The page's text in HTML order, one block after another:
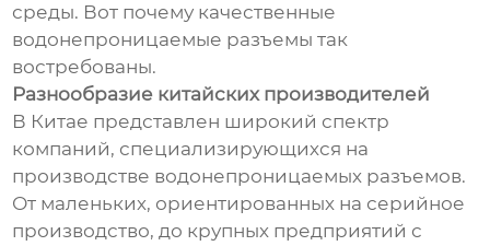
среды. Вот почему качественные
водонепроницаемые разъемы так
востребованы.
Разнообразие китайских производителей
В Китае представлен широкий спектр
компаний, специализирующихся на
производстве водонепроницаемых разъемов.
От маленьких, ориентированных на серийное
производство, до крупных предприятий с